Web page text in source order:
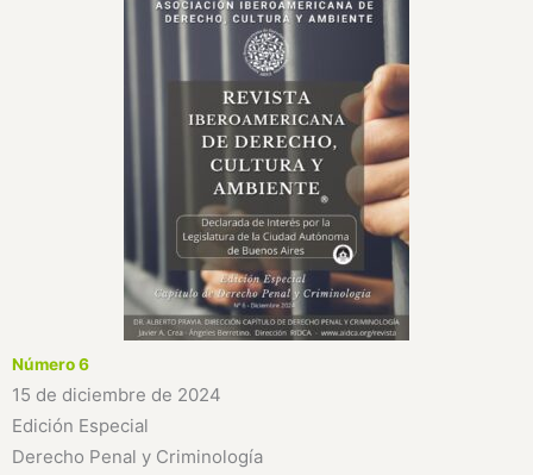
Número 6
15 de diciembre de 2024
Edición Especial
Derecho Penal y Criminología